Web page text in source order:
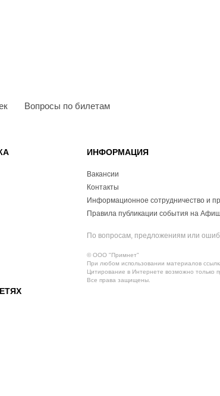
Вопросы по билетам
ИНФОРМАЦИЯ
Вакансии
Контакты
Информационное сотрудничество и
Правила публикации события на
По вопросам, предложениям или
© ООО "Примнет"
При любом использовании материалов
Цитирование в Интернете возможно только
Все права защищены.